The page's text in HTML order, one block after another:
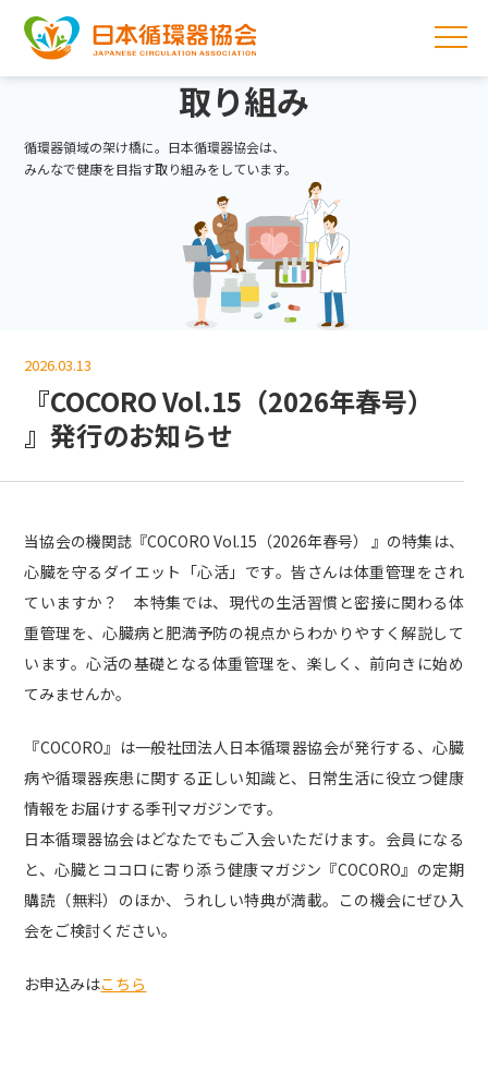
取り組み
循環器領域の架け橋に。日本循環器協会は、
みんなで健康を目指す取り組みをしています。
2026.03.13
『COCORO Vol.15（2026年春号）
』発行のお知らせ
当協会の機関誌『COCORO Vol.15（2026年春号） 』の特集は、
心臓を守るダイエット「心活」です。皆さんは体重管理をされ
ていますか？ 本特集では、現代の生活習慣と密接に関わる体
重管理を、心臓病と肥満予防の視点からわかりやすく解説して
います。心活の基礎となる体重管理を、楽しく、前向きに始め
てみませんか。
『COCORO』は一般社団法人日本循環器協会が発行する、心臓
病や循環器疾患に関する正しい知識と、日常生活に役立つ健康
情報をお届けする季刊マガジンです。
日本循環器協会はどなたでもご入会いただけます。会員になる
と、心臓とココロに寄り添う健康マガジン『COCORO』の定期
購読（無料）のほか、うれしい特典が満載。この機会にぜひ入
会をご検討ください。
お申込みはこちら